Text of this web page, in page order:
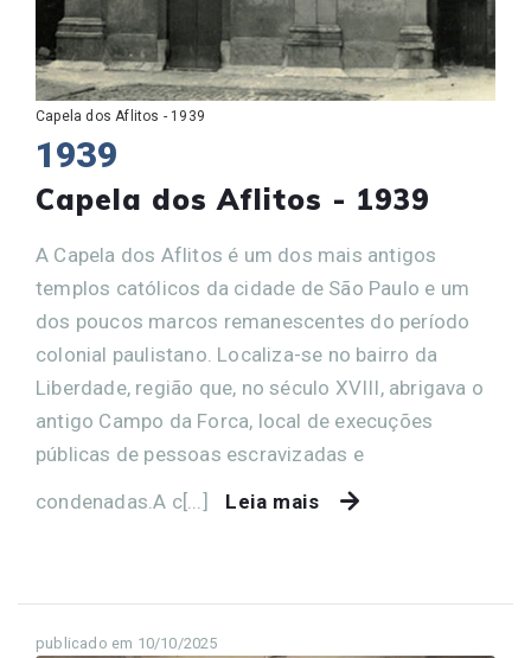
Capela dos Aflitos - 1939
1939
Capela dos Aflitos - 1939
A Capela dos Aflitos é um dos mais antigos
templos católicos da cidade de São Paulo e um
dos poucos marcos remanescentes do período
colonial paulistano. Localiza-se no bairro da
Liberdade, região que, no século XVIII, abrigava o
antigo Campo da Forca, local de execuções
públicas de pessoas escravizadas e
condenadas.A c[...]
Leia mais
publicado em 10/10/2025